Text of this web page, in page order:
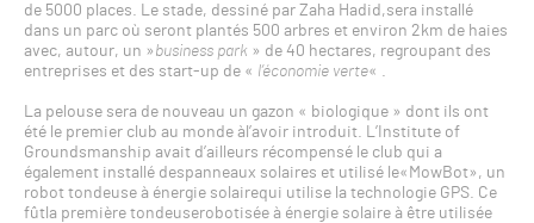
de 5000 places. Le stade, dessiné par Zaha Hadid,sera installé
dans un parc où seront plantés 500 arbres et environ 2km de haies
avec, autour, un » business park » de 40 hectares, regroupant des
entreprises et des start-up de « l’économie verte« .
La pelouse sera de nouveau un gazon « biologique » dont ils ont
été le premier club au monde àl’avoir introduit. L’Institute of
Groundsmanship avait d’ailleurs récompensé le club qui a
également installé despanneaux solaires et utilisé le«MowBot», un
robot tondeuse à énergie solairequi utilise la technologie GPS. Ce
fûtla première tondeuserobotisée à énergie solaire à être utilisée